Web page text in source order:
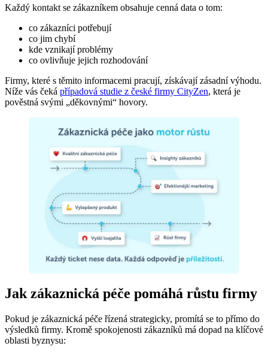
Každý kontakt se zákazníkem obsahuje cenná data o tom:
co zákazníci potřebují
co jim chybí
kde vznikají problémy
co ovlivňuje jejich rozhodování
Firmy, které s těmito informacemi pracují, získávají zásadní výhodu.
Níže vás čeká případová studie z české firmy CityZen, která je
pověstná svými „děkovnými“ hovory.
Jak zákaznická péče pomáhá růstu firmy
Pokud je zákaznická péče řízená strategicky, promítá se to přímo do
výsledků firmy. Kromě spokojenosti zákazníků má dopad na klíčové
oblasti byznysu: